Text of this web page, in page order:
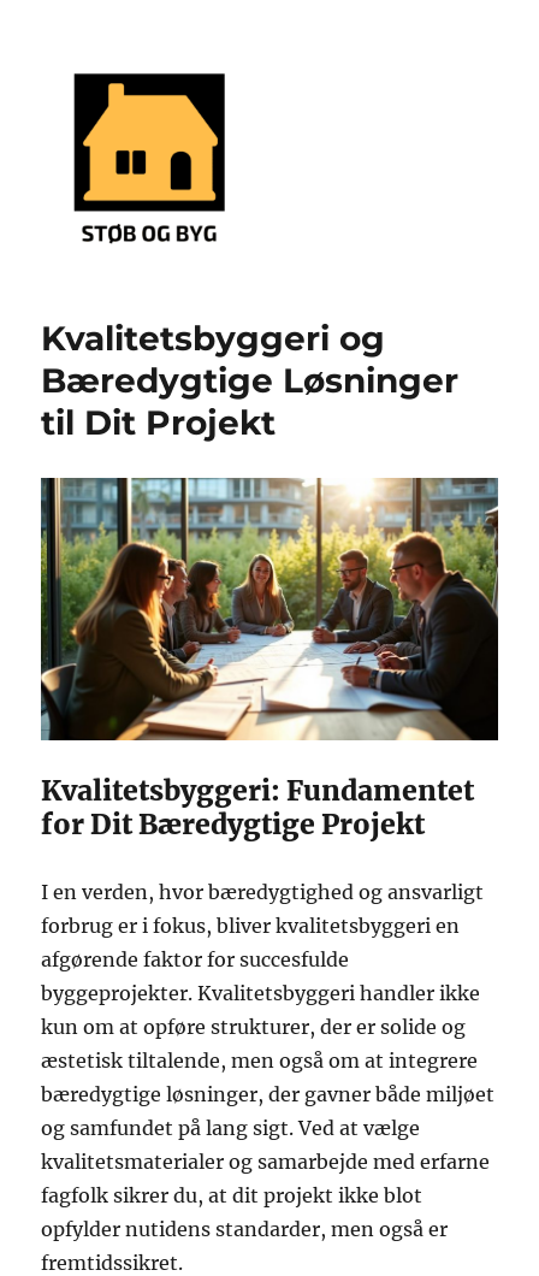
Kvalitetsbyggeri og
Bæredygtige Løsninger
til Dit Projekt
Kvalitetsbyggeri: Fundamentet
for Dit Bæredygtige Projekt
I en verden, hvor bæredygtighed og ansvarligt
forbrug er i fokus, bliver kvalitetsbyggeri en
afgørende faktor for succesfulde
byggeprojekter. Kvalitetsbyggeri handler ikke
kun om at opføre strukturer, der er solide og
æstetisk tiltalende, men også om at integrere
bæredygtige løsninger, der gavner både miljøet
og samfundet på lang sigt. Ved at vælge
kvalitetsmaterialer og samarbejde med erfarne
fagfolk sikrer du, at dit projekt ikke blot
opfylder nutidens standarder, men også er
fremtidssikret.